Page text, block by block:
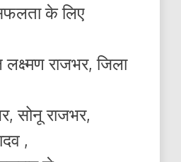
के लिए
लक्ष्मण राजभर, जिला
सोनू राजभर,
,